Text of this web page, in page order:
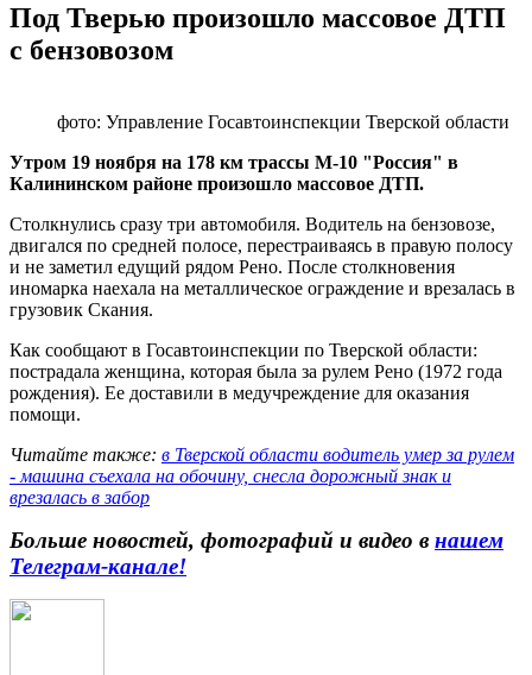
Под Тверью произошло массовое ДТП
с бензовозом
фото: Управление Госавтоинспекции Тверской области
Утром 19 ноября на 178 км трассы М-10 "Россия" в
Калининском районе произошло массовое ДТП.
Столкнулись сразу три автомобиля. Водитель на бензовозе,
двигался по средней полосе, перестраиваясь в правую полосу
и не заметил едущий рядом Рено. После столкновения
иномарка наехала на металлическое ограждение и врезалась в
грузовик Скания.
Как сообщают в Госавтоинспекции по Тверской области:
пострадала женщина, которая была за рулем Рено (1972 года
рождения). Ее доставили в медучреждение для оказания
помощи.
Читайте также: в Тверской области водитель умер за рулем
- машина съехала на обочину, снесла дорожный знак и
врезалась в забор
Больше новостей, фотографий и видео в нашем
Телеграм-канале!